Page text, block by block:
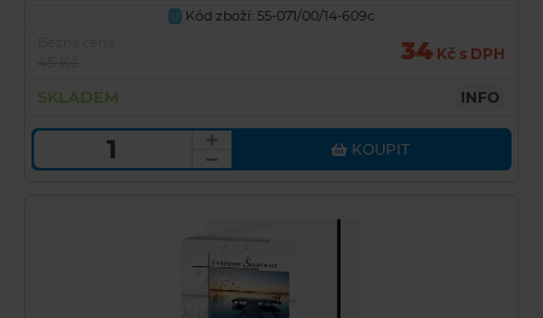
U
Kód zboží: 55-071/00/14-609c
34 Kč s DPH
SKLADEM INFO
KOUPIT